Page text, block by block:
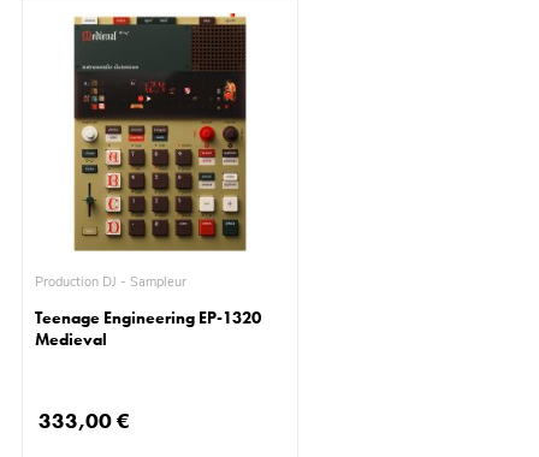
Production DJ - Sampleur
Teenage Engineering EP-1320
Medieval
333,00 €